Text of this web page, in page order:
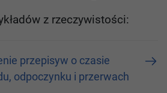
z rzeczywistości:
przepisуw o czasie
odpoczynku i przerwach